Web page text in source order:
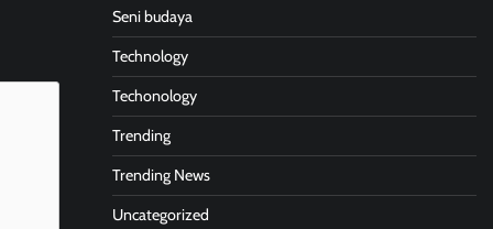
Seni budaya
Technology
Techonology
Trending
Trending News
Uncategorized